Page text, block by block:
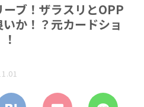
ーブ！ザラスリとOPP
か！？元カードショ